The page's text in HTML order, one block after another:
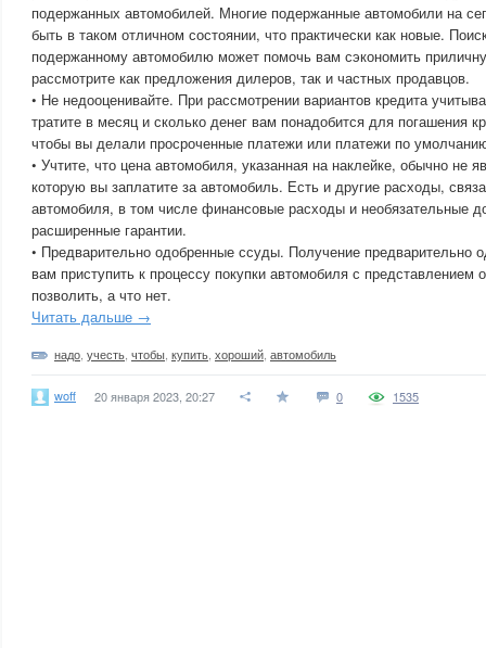
подержанных автомобилей. Многие подержанные автомобили на
быть в таком отличном состоянии, что практически как новые.
подержанному автомобилю может помочь вам сэкономить
рассмотрите как предложения дилеров, так и частных продавцов.
• Не недооценивайте. При рассмотрении вариантов кредита
тратите в месяц и сколько денег вам понадобится для погашения
чтобы вы делали просроченные платежи или платежи по
• Учтите, что цена автомобиля, указанная на наклейке, обычно не
которую вы заплатите за автомобиль. Есть и другие расходы,
автомобиля, в том числе финансовые расходы и необязательные
расширенные гарантии.
• Предварительно одобренные ссуды. Получение предварительно
вам приступить к процессу покупки автомобиля с
позволить, а что нет.
Читать дальше →
надо учесть чтобы купить хороший автомобиль
woff 20 января 2023, 20:27 0 1535